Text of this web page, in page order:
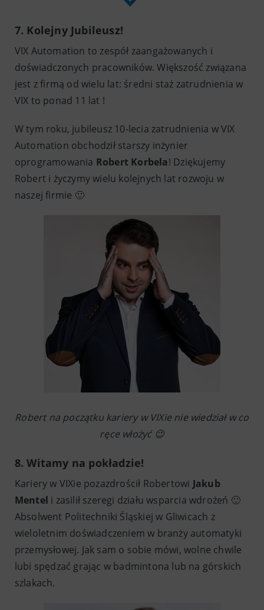
7. Kolejny Jubileusz!
VIX Automation to zespół zaangażowanych i
doświadczonych pracowników. Większość związana
jest z firmą od wielu lat: średni staż zatrudnienia w
VIX to ponad 11 lat !
W tym roku, jubileusz 10-lecia zatrudnienia w VIX
Automation obchodził starszy inżynier
oprogramowania Robert Korbela! Dziękujemy
Robert i życzymy wielu kolejnych lat rozwoju w
naszej firmie 🙂
Robert na początku kariery w VIXie nie wiedział w co
ręce włożyć 😉
8. Witamy na pokładzie!
Kariery w VIXie pozazdrościł Robertowi Jakub
Mentel i zasilił szeregi działu wsparcia wdrożeń 🙂
Absolwent Politechniki Śląskiej w Gliwicach z
wieloletnim doświadczeniem w branży automatyki
przemysłowej. Jak sam o sobie mówi, wolne chwile
lubi spędzać grając w badmintona lub na górskich
szlakach.